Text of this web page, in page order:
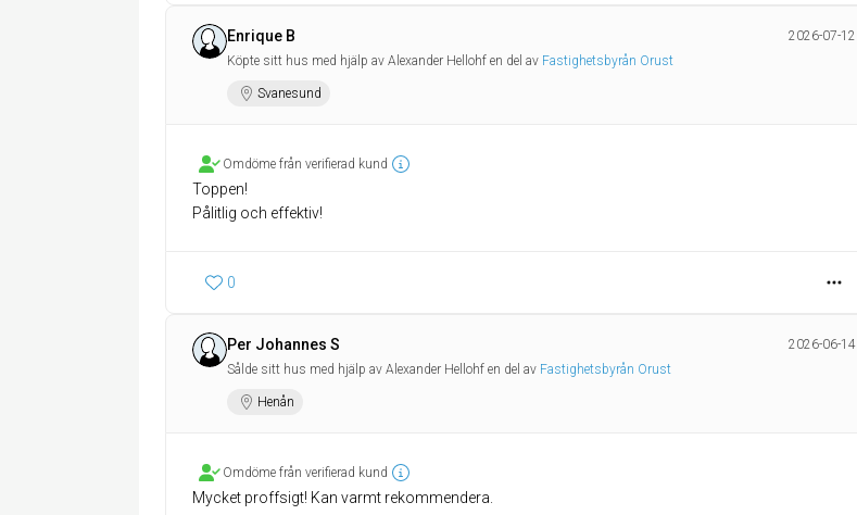
Enrique B
2026-07-12
Köpte sitt hus med hjälp av Alexander Hellohf en del av Fastighetsbyrån Orust
Svanesund
Omdöme från verifierad kund
Toppen!
Pålitlig och effektiv!
0
Per Johannes S
2026-06-14
Sålde sitt hus med hjälp av Alexander Hellohf en del av Fastighetsbyrån Orust
Henån
Omdöme från verifierad kund
Mycket proffsigt! Kan varmt rekommendera.